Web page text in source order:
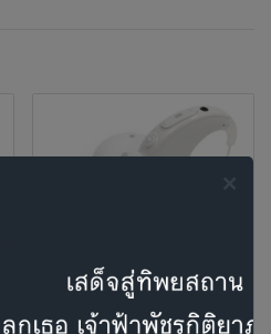
Naida CI Q30